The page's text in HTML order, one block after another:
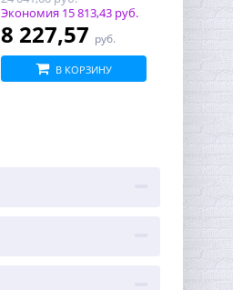
Экономия 15 813,43 руб.
8 227,57 руб.
В КОРЗИНУ